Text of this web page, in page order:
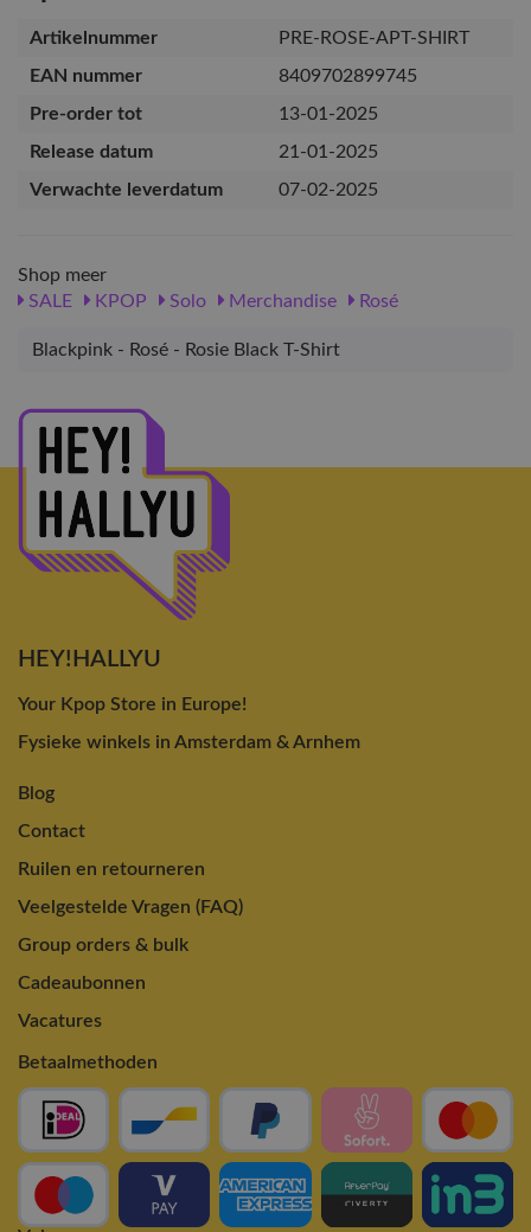
Artikelnummer
PRE-ROSE-APT-SHIRT
EAN nummer
8409702899745
Pre-order tot
13-01-2025
Release datum
21-01-2025
Verwachte leverdatum
07-02-2025
Shop meer
SALE
KPOP Solo Merchandise Rosé
Blackpink - Rosé - Rosie Black T-Shirt
HEY!HALLYU
Your Kpop Store in Europe!
Fysieke winkels in Amsterdam & Arnhem
Blog
Contact
Ruilen en retourneren
Veelgestelde Vragen (FAQ)
Group orders & bulk
Cadeaubonnen
Vacatures
Betaalmethoden